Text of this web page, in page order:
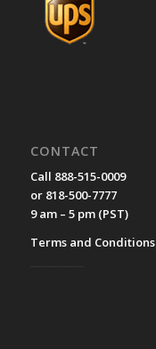
CONTACT
Call 888-515-0009
or 818-500-7777
9 am – 5 pm (PST)
Terms and Conditions